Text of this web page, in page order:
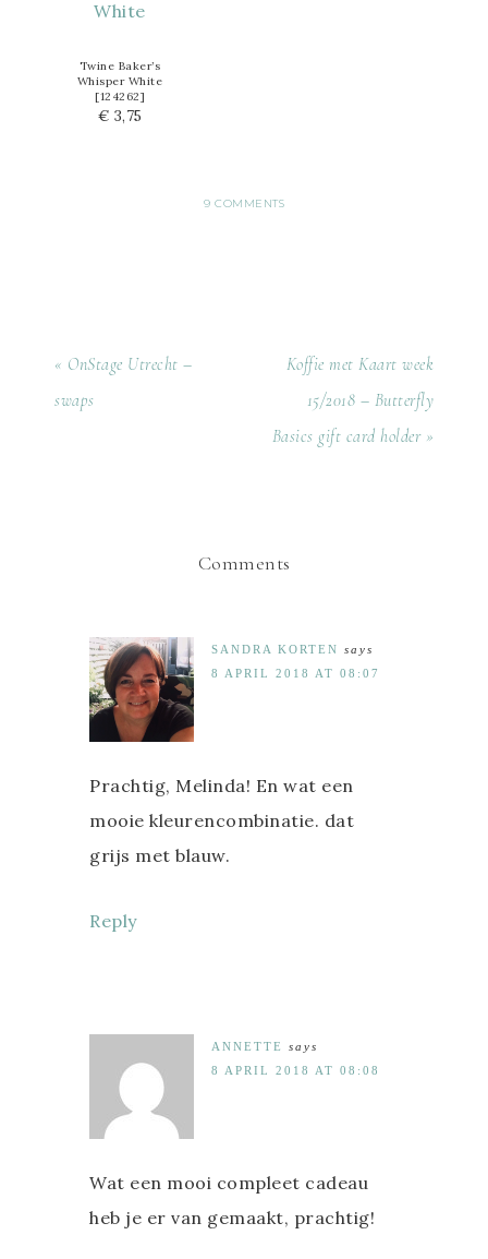
Twine Baker’s
Whisper White
[124262]
€ 3,75
9 COMMENTS
« OnStage Utrecht –
swaps
Koffie met Kaart week
15/2018 – Butterfly
Basics gift card holder »
Comments
SANDRA KORTEN says
8 APRIL 2018 AT 08:07
Prachtig, Melinda! En wat een
mooie kleurencombinatie. dat
grijs met blauw.
Reply
ANNETTE
says
8 APRIL 2018 AT 08:08
Wat een mooi compleet cadeau
heb je er van gemaakt, prachtig!